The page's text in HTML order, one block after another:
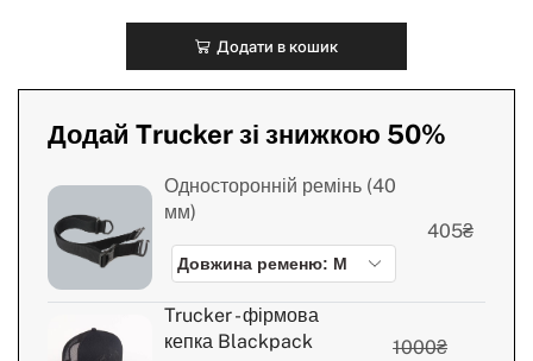
Додати в кошик
Додай Trucker зі знижкою 50%
Односторонній ремінь (40
мм)
405₴
Trucker - фірмова
кепка Blackpack
1000₴